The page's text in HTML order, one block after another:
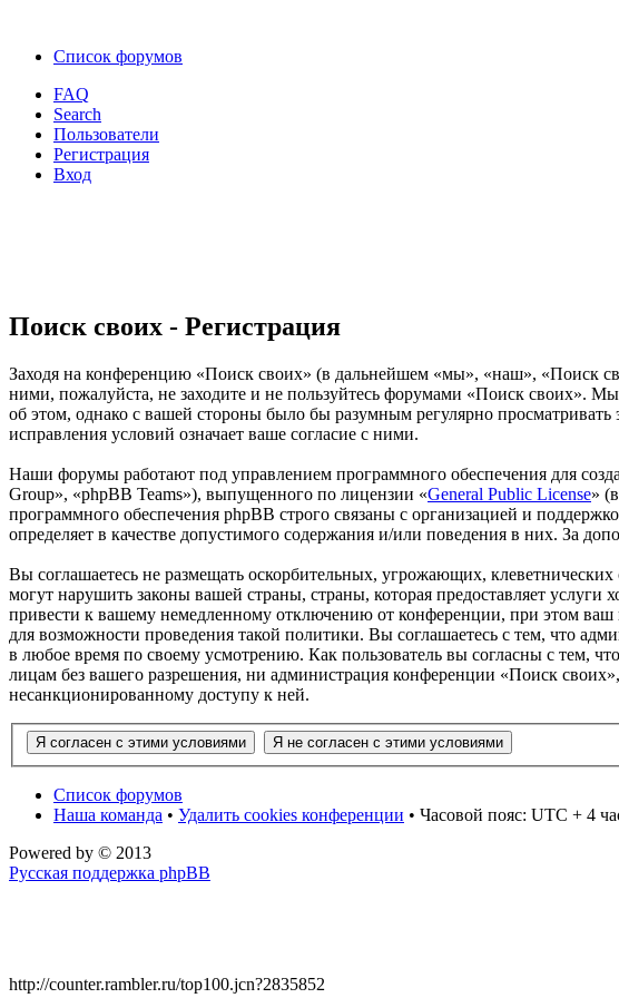
Список форумов
FAQ
Search
Пользователи
Регистрация
Вход
Поиск своих - Регистрация
Заходя на конференцию «Поиск своих» (в дальнейшем «мы», «наш», «Поиск
ними, пожалуйста, не заходите и не пользуйтесь форумами «Поиск своих».
об этом, однако с вашей стороны было бы разумным регулярно
исправления условий означает ваше согласие с ними.
Наши форумы работают под управлением программного обеспечения для
Group», «phpBB Teams»), выпущенного по лицензии «General Public License»
программного обеспечения phpBB строго связаны с организацией и
определяет в качестве допустимого содержания и/или поведения в них. За
Вы соглашаетесь не размещать оскорбительных, угрожающих,
могут нарушить законы вашей страны, страны, которая предоставляет
привести к вашему немедленному отключению от конференции, при этом ваш
для возможности проведения такой политики. Вы соглашаетесь с тем, что
в любое время по своему усмотрению. Как пользователь вы согласны с тем,
лицам без вашего разрешения, ни администрация конференции «Поиск
несанкционированному доступу к ней.
Список форумов
Наша команда • Удалить cookies конференции • Часовой пояс: UTC + 4
Powered by © 2013
Русская поддержка phpBB
http://counter.rambler.ru/top100.jcn?2835852